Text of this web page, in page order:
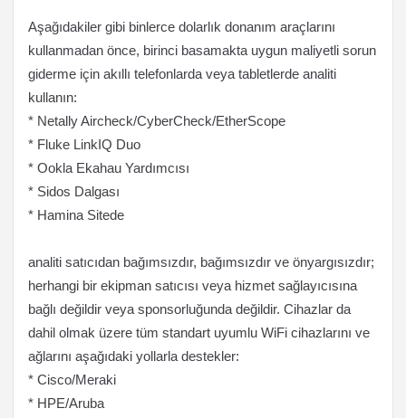
Aşağıdakiler gibi binlerce dolarlık donanım araçlarını
kullanmadan önce, birinci basamakta uygun maliyetli sorun
giderme için akıllı telefonlarda veya tabletlerde analiti
kullanın:
* Netally Aircheck/CyberCheck/EtherScope
* Fluke LinkIQ Duo
* Ookla Ekahau Yardımcısı
* Sidos Dalgası
* Hamina Sitede
analiti satıcıdan bağımsızdır, bağımsızdır ve önyargısızdır;
herhangi bir ekipman satıcısı veya hizmet sağlayıcısına
bağlı değildir veya sponsorluğunda değildir. Cihazlar da
dahil olmak üzere tüm standart uyumlu WiFi cihazlarını ve
ağlarını aşağıdaki yollarla destekler:
* Cisco/Meraki
* HPE/Aruba